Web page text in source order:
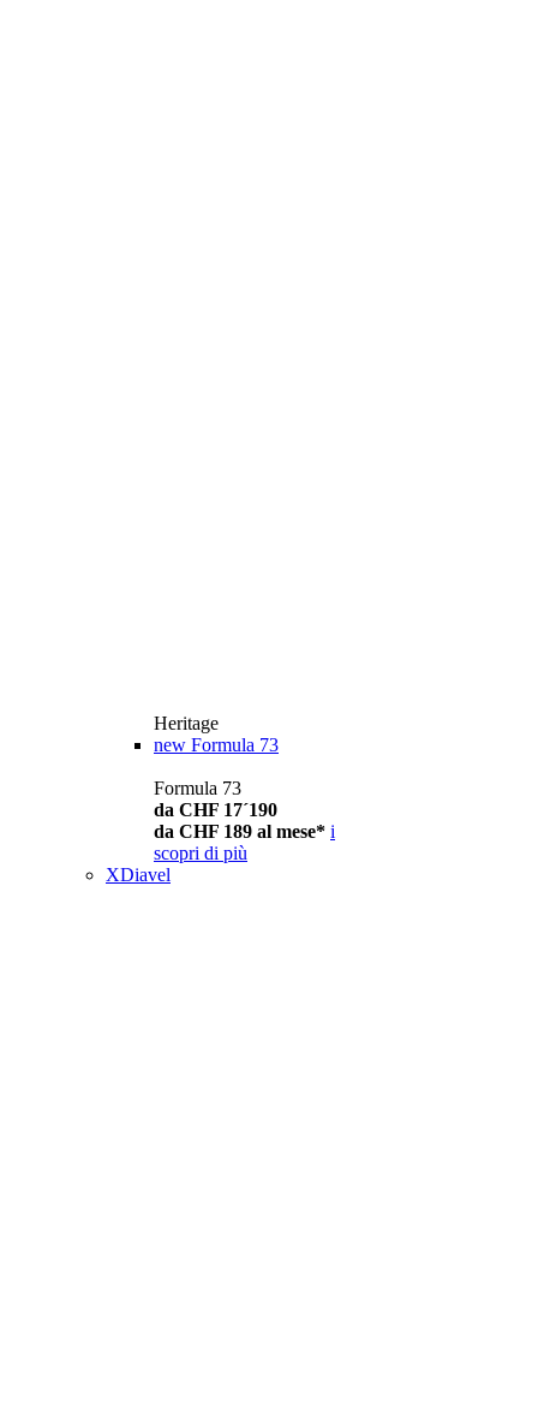
Heritage
new Formula 73
Formula 73
da CHF 17´190
da CHF 189 al mese* i
scopri di più
XDiavel